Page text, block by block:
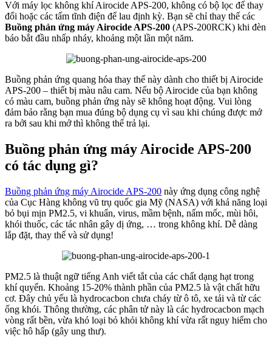
Với máy lọc không khí Airocide APS-200, không có bộ lọc để thay
đổi hoặc các tấm tĩnh điện để lau định kỳ. Bạn sẽ chỉ thay thế các
Buồng phản ứng máy Airocide APS-200 (APS-200RCK) khi đèn
báo bắt đầu nhấp nháy, khoảng một lần một năm.
Buồng phản ứng quang hóa thay thế này dành cho thiết bị Airocide
APS-200 – thiết bị màu nâu cam. Nếu bộ Airocide của bạn không
có màu cam, buồng phản ứng này sẽ không hoạt động. Vui lòng
đảm bảo rằng bạn mua đúng bộ dụng cụ vì sau khi chúng được mở
ra bởi sau khi mở thì không thể trả lại.
Buồng phản ứng máy Airocide APS-200
có tác dụng gì?
Buồng phản ứng máy Airocide APS-200 này ứng dụng công nghệ
của Cục Hàng không vũ trụ quốc gia Mỹ (NASA) với khả năng loại
bỏ bụi mịn PM2.5, vi khuẩn, virus, mầm bệnh, nấm mốc, mùi hôi,
khói thuốc, các tác nhân gây dị ứng, … trong không khí. Dễ dàng
lắp đặt, thay thế và sử dụng!
PM2.5 là thuật ngữ tiếng Anh viết tắt của các chất dạng hạt trong
khí quyển. Khoảng 15-20% thành phần của PM2.5 là vật chất hữu
cơ. Đây chủ yếu là hydrocacbon chưa cháy từ ô tô, xe tải và từ các
ống khói. Thông thường, các phân tử này là các hydrocacbon mạch
vòng rất bền, vừa khó loại bỏ khỏi không khí vừa rất nguy hiểm cho
việc hô hấp (gây ung thư).